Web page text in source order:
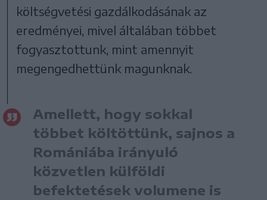
költségvetési gazdálkodásának az
eredményei, mivel általában többet
fogyasztottunk, mint amennyit
megengedhettünk magunknak.
Amellett, hogy sokkal
többet költöttünk, sajnos a
Romániába irányuló
közvetlen külföldi
befektetések volumene is